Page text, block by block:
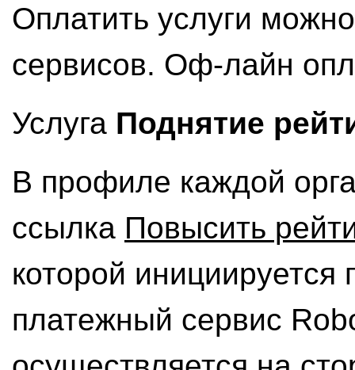
Оплатить услуги
сервисов. Оф-лайн
Услуга Поднятие
В профиле каждой
ссылка Повысить
которой инициируется
платежный сервис